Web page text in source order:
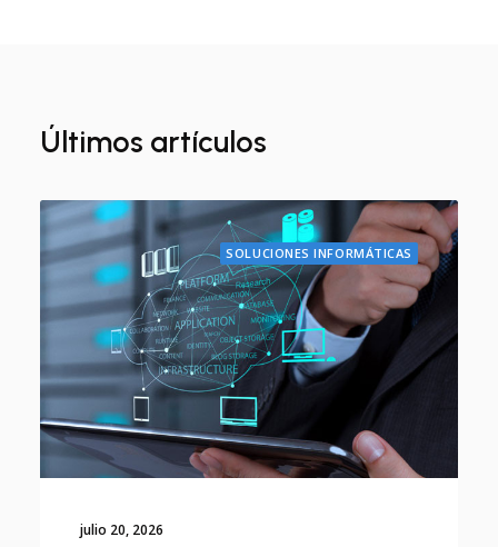
Últimos artículos
SOLUCIONES INFORMÁTICAS
julio 20, 2026